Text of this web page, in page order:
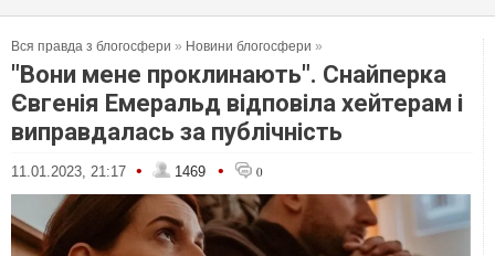
Вся правда з блогосфери » Новини блогосфери »
"Вони мене проклинають". Снайперка
Євгенія Емеральд відповіла хейтерам і
виправдалась за публічність
11.01.2023, 21:17 • 1469 • 0